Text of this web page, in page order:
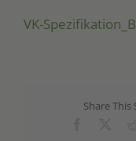
VK-
Share